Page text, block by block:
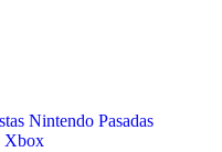
Nintendo Pasadas
Xbox